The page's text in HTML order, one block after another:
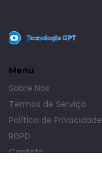
Menu
Sobre Nós
Termos de Serviço
Política de Privacidade
RGPD
Contato